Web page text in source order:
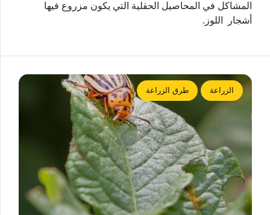
المشاكل في المحاصيل الحقلية التي يكون مزروع فيها
أشجار اللوز.
الزراعة طرق الزراعة